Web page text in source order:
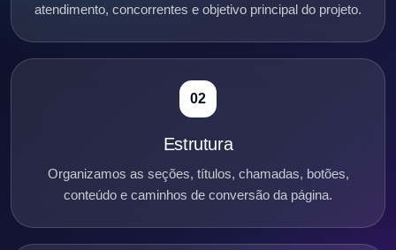
atendimento, concorrentes e objetivo principal do projeto.
02
Estrutura
Organizamos as seções, títulos, chamadas, botões,
conteúdo e caminhos de conversão da página.